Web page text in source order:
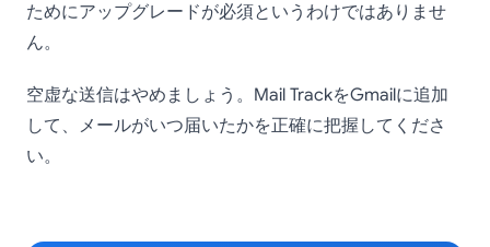
ためにアップグレードが必須というわけではありませ
ん。
空虚な送信はやめましょう。Mail TrackをGmailに追加
して、メールがいつ届いたかを正確に把握してくださ
い。